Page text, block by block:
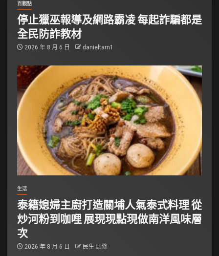
百觀點
停止獵巫報導及網路霸凌 每起詐騙都是
全民防詐教材
2026 年 8 月 6 日 danieltarn1
生活
泰籍媳婦主廚打造關埔人氣泰式料理 從
炒河粉到咖哩 展現現點現做南洋風味層
次
2026 年 8 月 6 日 民生 頭條